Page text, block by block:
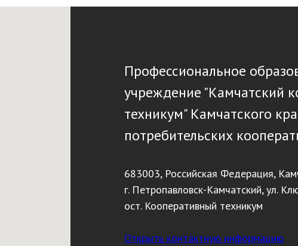
Профессиональное
учреждение "Камчатский
техникум" Камчатского
потребительских
683003, Российская Федерация,
г. Петропавловск-Камчатский, ул.
ост. Кооперативный техникум
Открыть контактную информацию